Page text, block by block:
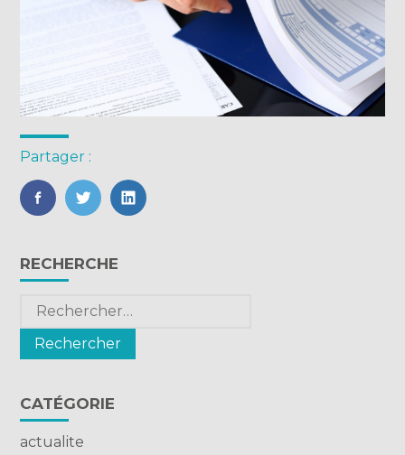
Partager :
FaceBook
TwitterLinkedIn
Blog
sidebar
RECHERCHE
Rechercher :
CATÉGORIE
actualite